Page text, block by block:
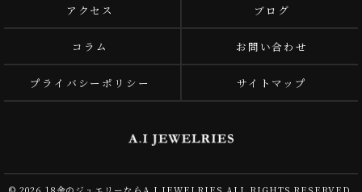
アクセス ブログ
コラム お問い合わせ
プライバシーポリシー サイトマップ